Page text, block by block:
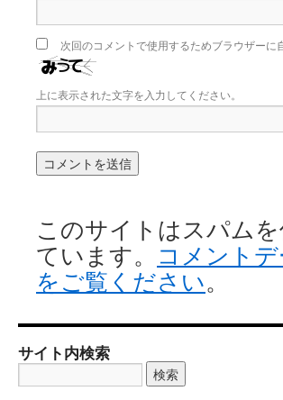
次回のコメントで使用するためブラウザー
上に表示された文字を入力してください。
このサイトはスパム
ています。
コメント
をご覧ください。
サイト内検索